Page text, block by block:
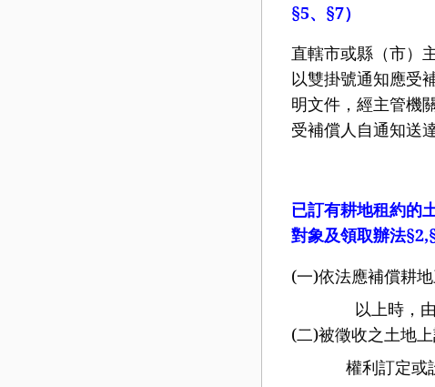
§5、 §7）
直轄市或縣（市）
以雙掛號通知應受
明文件，經主管機
受補償人自通知送
已訂有耕地租約的
對象及領取辦法
(一)依法應補償耕
以上時，由
(二)被徵收之土地
權利訂定或設定